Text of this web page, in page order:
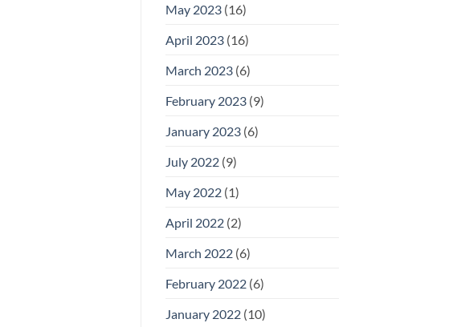
May 2023(16)
April 2023(16)
March 2023(6)
February 2023(9)
January 2023(6)
July 2022(9)
May 2022(1)
April 2022(2)
March 2022(6)
February 2022(6)
January 2022(10)